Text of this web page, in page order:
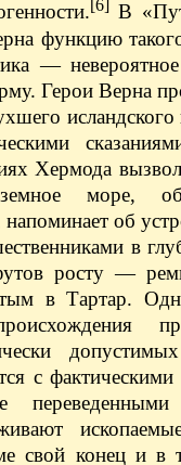
[6]
В
функцию такого
—
Герои Верна
исландского
Хермода
море,
об
в
росту —
в Тартар.
с
свой конец и в